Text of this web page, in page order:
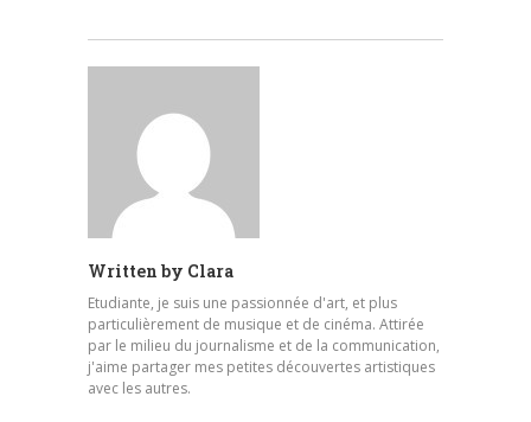
Written by Clara
Etudiante, je suis une passionnée d'art, et plus
particulièrement de musique et de cinéma. Attirée
par le milieu du journalisme et de la communication,
j'aime partager mes petites découvertes artistiques
avec les autres.